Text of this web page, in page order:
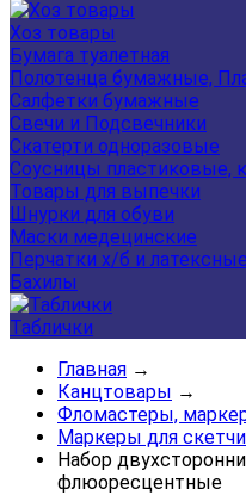
Хоз товары
Бумага туалетная
Полотенца бумажные,
Салфетки бумажные
Свечи и Подсвечники
Скатерти одноразовые
Соусницы пластиковые,
Товары для выпечки
Шнурки для обуви
Маски медецинские
Перчатки х/б и латексные
Бахилы
Таблички
Главная →
Канцтовары →
Фломастеры,
Маркеры для
Набор
флюоресцентные